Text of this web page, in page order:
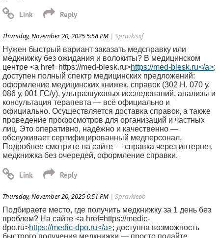
Thursday, November 20, 2025 5:58 PM | Spravkisxf
Нужен быстрый вариант заказать медсправку или
медкнижку без ожидания и волокиты? В медицинском
центре <a href=https://med-blesk.ru>https://med-blesk.ru</a>;
доступен полный спектр медицинских предложений:
оформление медицинских книжек, справок (302 Н, 070 у,
086 у, 001 ГС/у), ультразвуковых исследований, анализы и
консультация терапевта — всё официально и
официально. Осуществляется доставка справок, а также
проведение профосмотров для организаций и частных
лиц. Это оперативно, надёжно и качественно —
обслуживает сертифицированный медперсонал.
Подробнее смотрите на сайте — справка через интернет,
медкнижка без очередей, оформление справки.
Thursday, November 20, 2025 6:51 PM | Spravkieob
Подбираете место, где получить медкнижку за 1 день без
проблем? На сайте <a href=https://medic-
dpo.ru>https://medic-dpo.ru</a>; доступна возможность